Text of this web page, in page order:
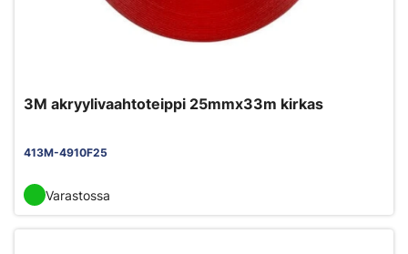
3M akryylivaahtoteippi 25mmx33m kirkas
413M-4910F25
Varastossa